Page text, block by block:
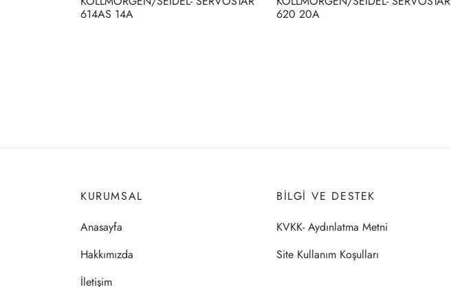
614AS 14A
620 20A
KURUMSAL
Anasayfa
Hakkımızda
İletişim
BILGI VE DESTEK
KVKK- Aydınlatma Metni
Site Kullanım Koşulları